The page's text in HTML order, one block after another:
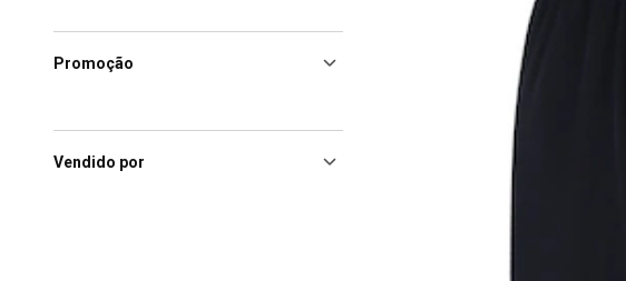
Promoção
Vendido por